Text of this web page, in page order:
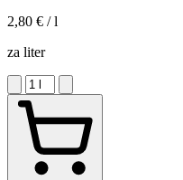
2,80 € / l
za liter